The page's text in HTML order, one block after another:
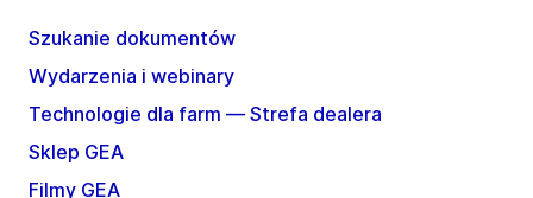
Szukanie dokumentów
Wydarzenia i webinary
Technologie dla farm — Strefa dealera
Sklep GEA
Filmy GEA